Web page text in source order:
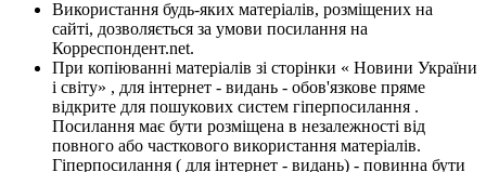
Використання будь-яких матеріалів, розміщених на
сайті, дозволяється за умови посилання на
Корреспондент.net.
При копіюванні матеріалів зі сторінки « Новини України
і світу» , для інтернет - видань - обов'язкове пряме
відкрите для пошукових систем гіперпосилання .
Посилання має бути розміщена в незалежності від
повного або часткового використання матеріалів.
Гіперпосилання ( для інтернет - видань) - повинна бути